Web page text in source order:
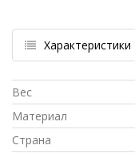
Характеристики
Вес
Материал
Страна